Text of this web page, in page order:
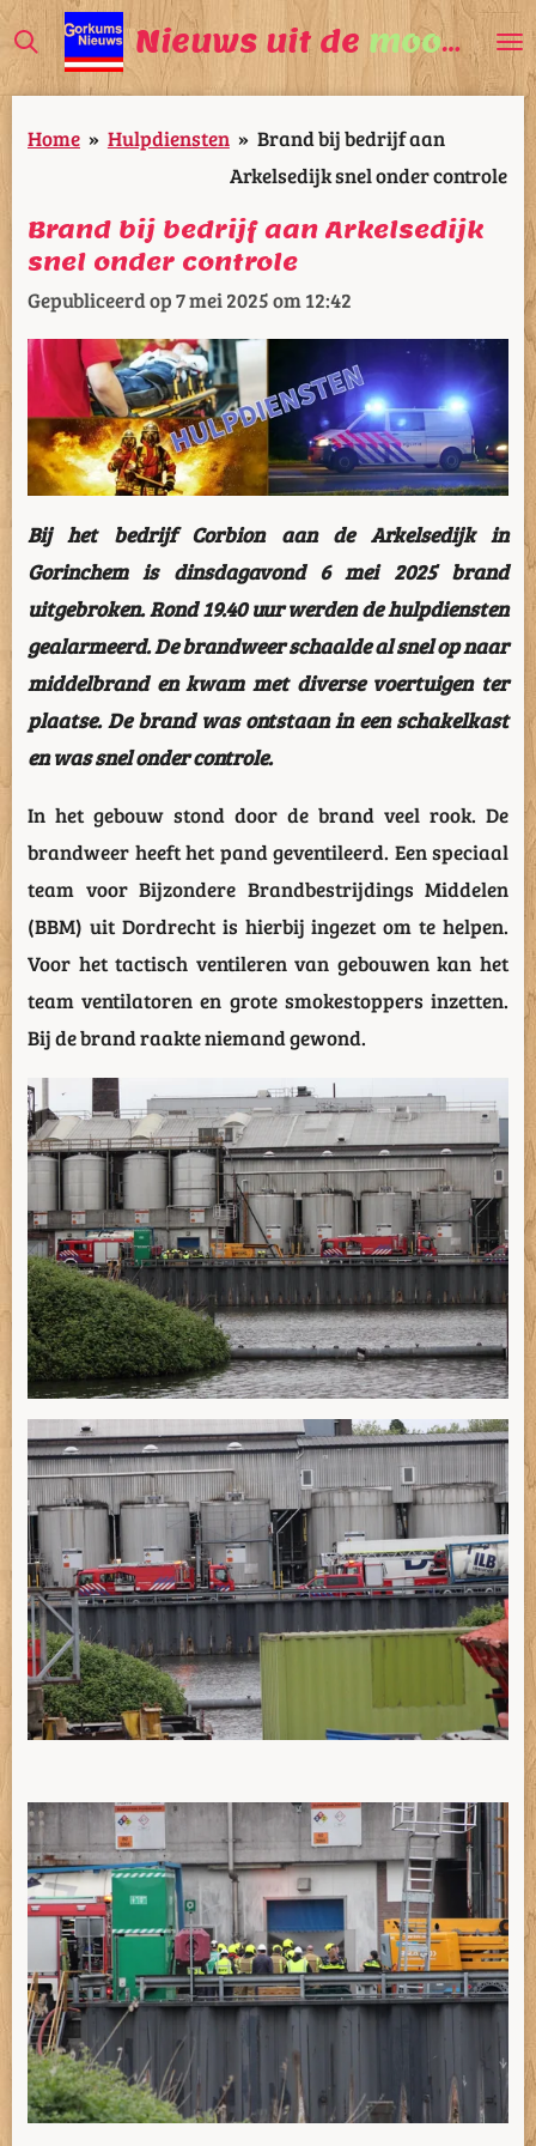
Ga
direct
naar
de
Nieuws uit de mooiste
Home » Hulpdiensten » Brand bij bedrijf aan
Arkelsedijk snel onder controle
Brand bij bedrijf aan Arkelsedijk
snel onder controle
Gepubliceerd op 7 mei 2025 om 12:42
Bij het bedrijf Corbion aan de Arkelsedijk in
Gorinchem is dinsdagavond 6 mei 2025 brand
uitgebroken. Rond 19.40 uur werden de hulpdiensten
gealarmeerd. De brandweer schaalde al snel op naar
middelbrand en kwam met diverse voertuigen ter
plaatse. De brand was ontstaan in een schakelkast
en was snel onder controle.
In het gebouw stond door de brand veel rook. De
brandweer heeft het pand geventileerd. Een speciaal
team voor Bijzondere Brandbestrijdings Middelen
(BBM) uit Dordrecht is hierbij ingezet om te helpen.
Voor het tactisch ventileren van gebouwen kan het
team ventilatoren en grote smokestoppers inzetten.
Bij de brand raakte niemand gewond.